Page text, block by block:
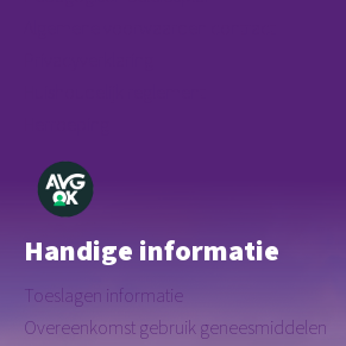
Handige informatie
Toeslagen informatie
Overeenkomst gebruik geneesmiddelen